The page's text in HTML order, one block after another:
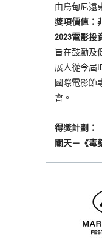
由烏甸尼遠
獎項價值：
2023電影投
旨在鼓勵及
展人從今屆
國際電影節
會。
得獎計劃：
關天－《毒